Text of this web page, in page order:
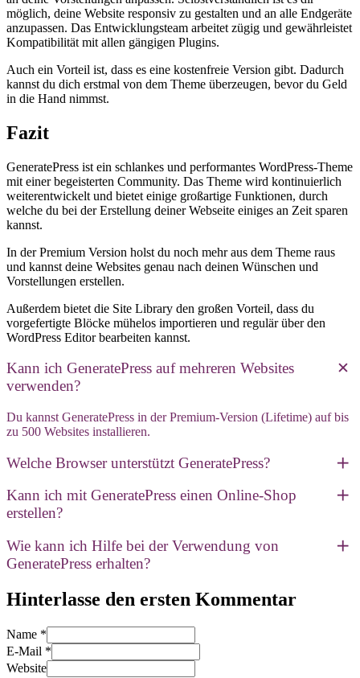
möglich, deine Website responsiv zu gestalten und an alle Endgeräte
anzupassen. Das Entwicklungsteam arbeitet zügig und gewährleistet
Kompatibilität mit allen gängigen Plugins.
Auch ein Vorteil ist, dass es eine kostenfreie Version gibt. Dadurch
kannst du dich erstmal von dem Theme überzeugen, bevor du Geld
in die Hand nimmst.
Fazit
GeneratePress ist ein schlankes und performantes WordPress-Theme
mit einer begeisterten Community. Das Theme wird kontinuierlich
weiterentwickelt und bietet einige großartige Funktionen, durch
welche du bei der Erstellung deiner Webseite einiges an Zeit sparen
kannst.
In der Premium Version holst du noch mehr aus dem Theme raus
und kannst deine Websites genau nach deinen Wünschen und
Vorstellungen erstellen.
Außerdem bietet die Site Library den großen Vorteil, dass du
vorgefertigte Blöcke mühelos importieren und regulär über den
WordPress Editor bearbeiten kannst.
Kann ich GeneratePress auf mehreren Websites
verwenden?
Du kannst GeneratePress in der Premium-Version (Lifetime) auf bis
zu 500 Websites installieren.
Welche Browser unterstützt GeneratePress?
Kann ich mit GeneratePress einen Online-Shop
erstellen?
Wie kann ich Hilfe bei der Verwendung von
GeneratePress erhalten?
Hinterlasse den ersten Kommentar
Name *
E-Mail *
Website